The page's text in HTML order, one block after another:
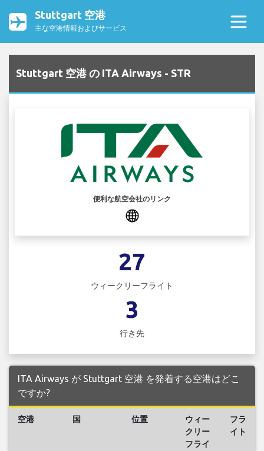
Stuttgart 空港
主な空港情報およびサービス
Stuttgart 空港 の ITA Airways - STR
便利な航空会社のリンク
27
ウィークリーフライト
3
行き先
ITA Airways が Stuttgart 空港 を発着する空港はどこ
ですか?
空港 国 位置
ウィー
クリー
フライ
フラ
イト